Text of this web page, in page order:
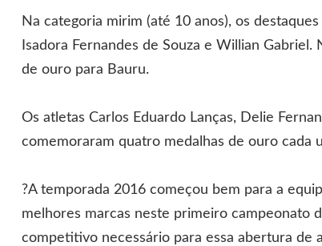
Na categoria mirim (até 10 anos), os
Isadora Fernandes de Souza e Willian
de ouro para Bauru.
Os atletas Carlos Eduardo Lanças, Delie
comemoraram quatro medalhas de ouro cada
?A temporada 2016 começou bem para a
melhores marcas neste primeiro campeonato
competitivo necessário para essa abertura de